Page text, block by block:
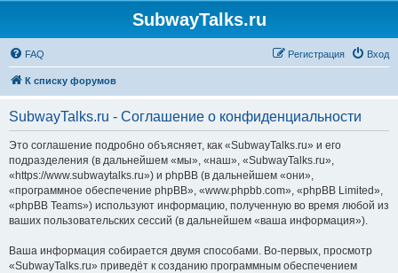
SubwayTalks.ru
FAQ Вход
Регистрация
К списку форумов
SubwayTalks.ru - Соглашение о конфиденциальности
Это соглашение подробно объясняет, как «SubwayTalks.ru» и его
подразделения (в дальнейшем «мы», «наш», «SubwayTalks.ru»,
«https://www.subwaytalks.ru») и phpBB (в дальнейшем «они»,
«программное обеспечение phpBB», «www.phpbb.com», «phpBB Limited»,
«phpBB Teams») используют информацию, полученную во время любой из
ваших пользовательских сессий (в дальнейшем «ваша информация»).
Ваша информация собирается двумя способами. Во-первых, просмотр
«SubwayTalks.ru» приведёт к созданию программным обеспечением